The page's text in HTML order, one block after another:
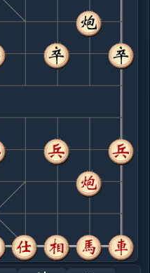
炮八进四
砲８平３
炮八进四
马四进三
车２平４
车八进四
车八进四